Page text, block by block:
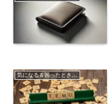
気になる＆困ったときの知識